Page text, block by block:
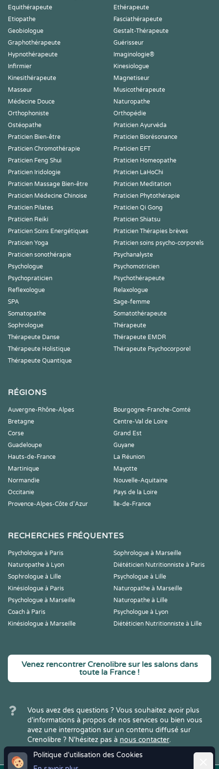
Politique d'utilisation des Cookies
Equithérapeute
Ethérapeute
Etiopathe
Fasciathérapeute
Geobiologue
Gestalt-Thérapeute
Graphothérapeute
Guérisseur
Hypnothérapeute
Imaginologie®
Infirmier
Kinesiologue
Kinesithérapeute
Magnetiseur
Masseur
Musicothérapeute
Médecine Douce
Naturopathe
Orthophoniste
Orthopédie
Ostéopathe
Praticien Ayurvéda
Praticien Bien-être
Praticien Biorésonance
Praticien Chromothérapie
Praticien EFT
Praticien Feng Shui
Praticien Homeopathe
Praticien Iridologie
Praticien LaHoChi
Praticien Massage Bien-être
Praticien Meditation
Praticien Médecine Chinoise
Praticien Phytothérapie
Praticien Pilates
Praticien Qi Gong
Praticien Reiki
Praticien Shiatsu
Praticien Soins Energétiques
Praticien Thérapies brèves
Praticien Yoga
Praticien soins psycho-corporels
Praticien sonothérapie
Psychanalyste
Psychologue
Psychomotricien
Psychopraticien
Psychothérapeute
Reflexologue
Relaxologue
SPA
Sage-femme
Somatopathe
Somatothérapeute
Sophrologue
Thérapeute
Thérapeute Danse
Thérapeute EMDR
Thérapeute Holistique
Thérapeute Psychocorporel
Thérapeute Quantique
RÉGIONS
Auvergne-Rhône-Alpes
Bourgogne-Franche-Comté
Bretagne
Centre-Val de Loire
Corse
Grand Est
Guadeloupe
Guyane
Hauts-de-France
La Réunion
Martinique
Mayotte
Normandie
Nouvelle-Aquitaine
Occitanie
Pays de la Loire
Provence-Alpes-Côte d'Azur
Île-de-France
RECHERCHES FRÉQUENTES
Psychologue à Paris
Sophrologue à Marseille
Naturopathe à Lyon
Diététicien Nutritionniste à Paris
Sophrologue à Lille
Psychologue à Lille
Kinésiologue à Paris
Naturopathe à Marseille
Psychologue à Marseille
Naturopathe à Lille
Coach à Paris
Psychologue à Lyon
Kinésiologue à Marseille
Diététicien Nutritionniste à Lille
Venez rencontrer Crenolibre sur les salons dans
toute la France !
Vous avez des questions ? Vous souhaitez avoir plus
d'informations à propos de nos services ou bien vous
avez une interrogation sur un contenu diffusé sur
Crenolibre ? N'hésitez pas à nous contacter.